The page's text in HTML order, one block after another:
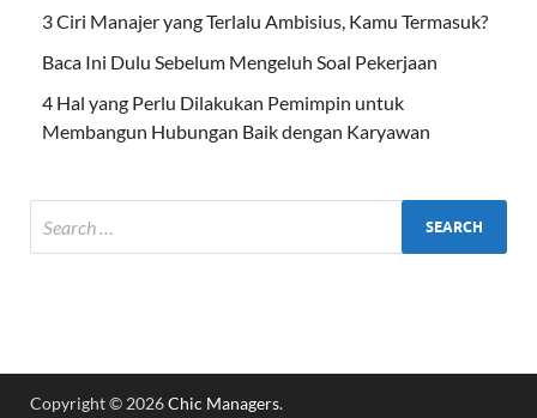
3 Ciri Manajer yang Terlalu Ambisius, Kamu Termasuk?
Baca Ini Dulu Sebelum Mengeluh Soal Pekerjaan
4 Hal yang Perlu Dilakukan Pemimpin untuk
Membangun Hubungan Baik dengan Karyawan
Copyright © 2026Chic Managers.